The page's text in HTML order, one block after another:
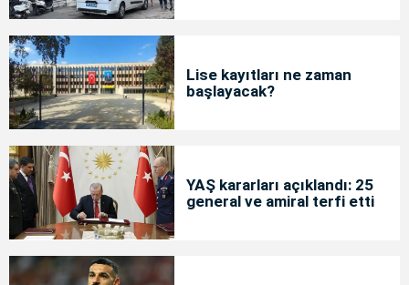
Lise kayıtları ne zaman
başlayacak?
YAŞ kararları açıklandı: 25
general ve amiral terfi etti